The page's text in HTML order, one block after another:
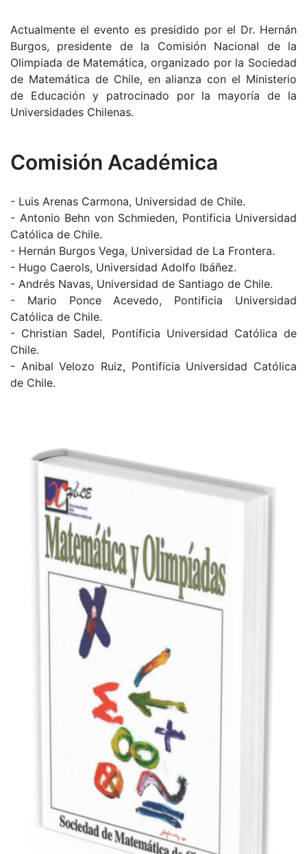
Actualmente el evento es presidido por el Dr. Hernán
Burgos, presidente de la Comisión Nacional de la
Olimpiada de Matemática, organizado por la Sociedad
de Matemática de Chile, en alianza con el Ministerio
de Educación y patrocinado por la mayoría de la
Universidades Chilenas.
Comisión Académica
- Luis Arenas Carmona, Universidad de Chile.
- Antonio Behn von Schmieden, Pontificia Universidad
Católica de Chile.
- Hernán Burgos Vega, Universidad de La Frontera.
- Hugo Caerols, Universidad Adolfo Ibáñez.
- Andrés Navas, Universidad de Santiago de Chile.
- Mario Ponce Acevedo, Pontificia Universidad
Católica de Chile.
- Christian Sadel, Pontificia Universidad Católica de
Chile.
- Anibal Velozo Ruiz, Pontificia Universidad Católica
de Chile.